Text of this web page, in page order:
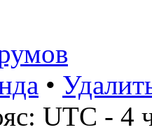
•
UTC - 4